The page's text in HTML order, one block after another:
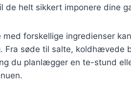
de helt sikkert imponere dine
forskellige ingredienser
Fra søde til salte, koldhævede
du planlægger en te-stund